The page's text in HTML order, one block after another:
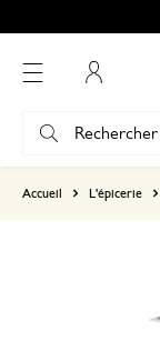
Accueil L'épicerie